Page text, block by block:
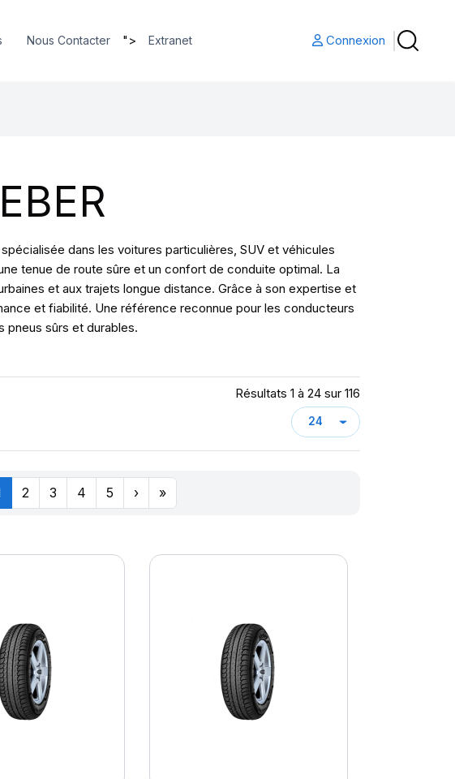
Nous Contacter "> Extranet Connexion
dans les voitures particulières, SUV et véhicules
tenue de route sûre et un confort de conduite optimal. La
et aux trajets longue distance. Grâce à son expertise et
et fiabilité. Une référence reconnue pour les conducteurs
pneus sûrs et durables.
Résultats 1 à 24 sur 116
2 3 4 5 › »